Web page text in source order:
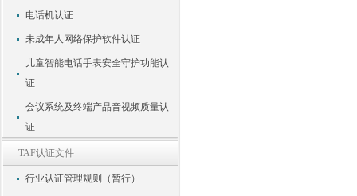
电话机认证
未成年人网络保护软件认证
儿童智能电话手表安全守护功能认
证
会议系统及终端产品音视频质量认
证
TAF认证文件
行业认证管理规则（暂行）